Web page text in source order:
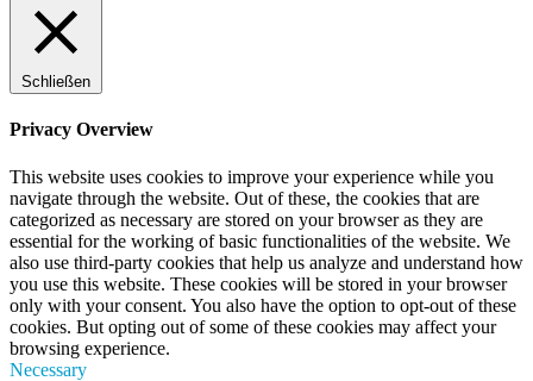
Schließen
Privacy Overview
This website uses cookies to improve your experience while you
navigate through the website. Out of these, the cookies that are
categorized as necessary are stored on your browser as they are
essential for the working of basic functionalities of the website. We
also use third-party cookies that help us analyze and understand how
you use this website. These cookies will be stored in your browser
only with your consent. You also have the option to opt-out of these
cookies. But opting out of some of these cookies may affect your
browsing experience.
Necessary